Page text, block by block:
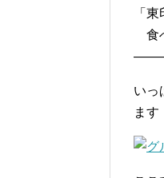
「
食
いっ
ます